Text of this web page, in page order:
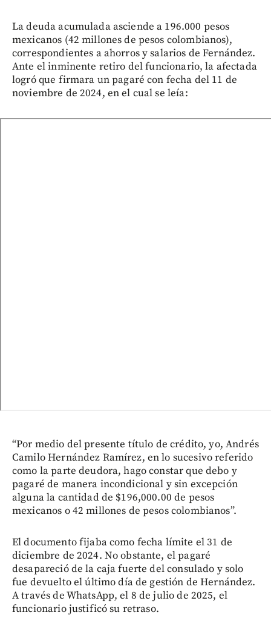
La deuda acumulada asciende a 196.000 pesos
mexicanos (42 millones de pesos colombianos),
correspondientes a ahorros y salarios de Fernández.
Ante el inminente retiro del funcionario, la afectada
logró que firmara un pagaré con fecha del 11 de
noviembre de 2024, en el cual se leía:
“Por medio del presente título de crédito, yo, Andrés
Camilo Hernández Ramírez, en lo sucesivo referido
como la parte deudora, hago constar que debo y
pagaré de manera incondicional y sin excepción
alguna la cantidad de $196,000.00 de pesos
mexicanos o 42 millones de pesos colombianos”.
El documento fijaba como fecha límite el 31 de
diciembre de 2024. No obstante, el pagaré
desapareció de la caja fuerte del consulado y solo
fue devuelto el último día de gestión de Hernández.
A través de WhatsApp, el 8 de julio de 2025, el
funcionario justificó su retraso.